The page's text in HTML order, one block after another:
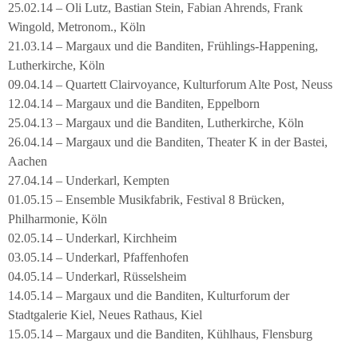
25.02.14 – Oli Lutz, Bastian Stein, Fabian Ahrends, Frank
Wingold, Metronom., Köln
21.03.14 – Margaux und die Banditen, Frühlings-Happening,
Lutherkirche, Köln
09.04.14 – Quartett Clairvoyance, Kulturforum Alte Post, Neuss
12.04.14 – Margaux und die Banditen, Eppelborn
25.04.13 – Margaux und die Banditen, Lutherkirche, Köln
26.04.14 – Margaux und die Banditen, Theater K in der Bastei,
Aachen
27.04.14 – Underkarl, Kempten
01.05.15 – Ensemble Musikfabrik, Festival 8 Brücken,
Philharmonie, Köln
02.05.14 – Underkarl, Kirchheim
03.05.14 – Underkarl, Pfaffenhofen
04.05.14 – Underkarl, Rüsselsheim
14.05.14 – Margaux und die Banditen, Kulturforum der
Stadtgalerie Kiel, Neues Rathaus, Kiel
15.05.14 – Margaux und die Banditen, Kühlhaus, Flensburg